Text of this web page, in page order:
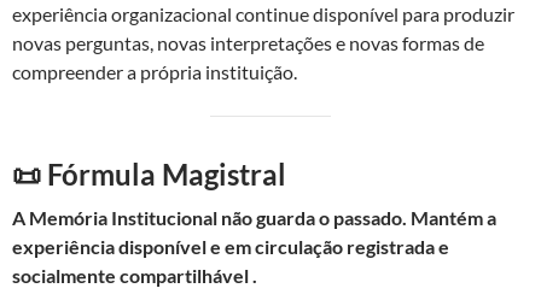
experiência organizacional continue disponível para produzir
novas perguntas, novas interpretações e novas formas de
compreender a própria instituição.
📜 Fórmula Magistral
A Memória Institucional não guarda o passado. Mantém a
experiência disponível e em circulação registrada e
socialmente compartilhável